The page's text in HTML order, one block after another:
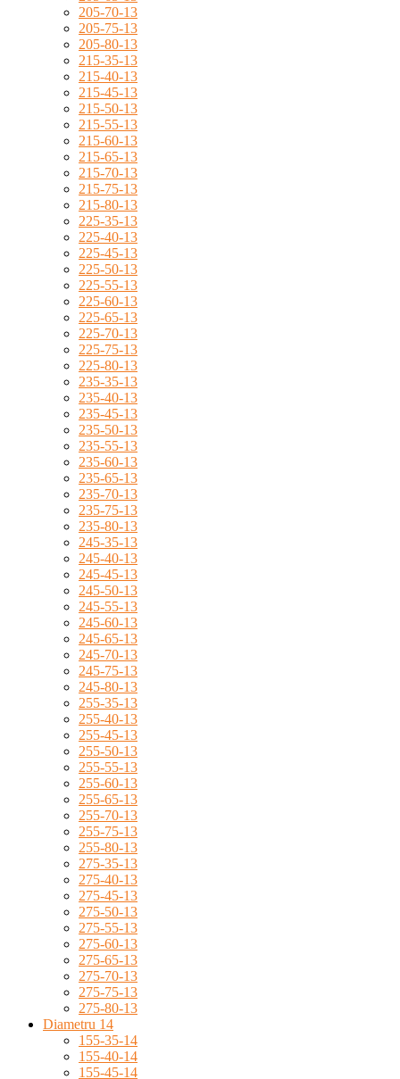
205-70-13
205-75-13
205-80-13
215-35-13
215-40-13
215-45-13
215-50-13
215-55-13
215-60-13
215-65-13
215-70-13
215-75-13
215-80-13
225-35-13
225-40-13
225-45-13
225-50-13
225-55-13
225-60-13
225-65-13
225-70-13
225-75-13
225-80-13
235-35-13
235-40-13
235-45-13
235-50-13
235-55-13
235-60-13
235-65-13
235-70-13
235-75-13
235-80-13
245-35-13
245-40-13
245-45-13
245-50-13
245-55-13
245-60-13
245-65-13
245-70-13
245-75-13
245-80-13
255-35-13
255-40-13
255-45-13
255-50-13
255-55-13
255-60-13
255-65-13
255-70-13
255-75-13
255-80-13
275-35-13
275-40-13
275-45-13
275-50-13
275-55-13
275-60-13
275-65-13
275-70-13
275-75-13
275-80-13
Diametru 14
155-35-14
155-40-14
155-45-14